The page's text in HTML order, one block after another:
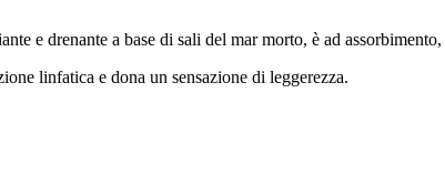
e drenante a base di sali del mar morto, è ad
linfatica e dona un sensazione di leggerezza.